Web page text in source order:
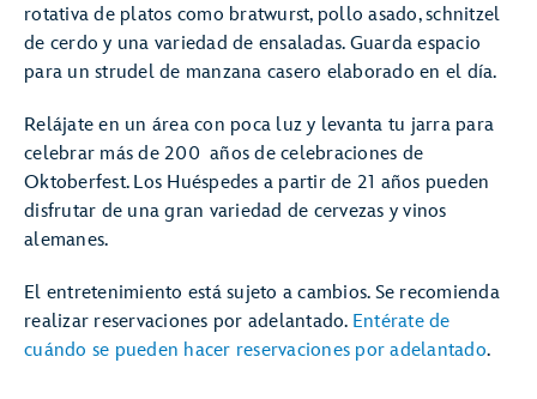
rotativa de platos como bratwurst, pollo asado, schnitzel
de cerdo y una variedad de ensaladas. Guarda espacio
para un strudel de manzana casero elaborado en el día.
Relájate en un área con poca luz y levanta tu jarra para
celebrar más de 200 años de celebraciones de
Oktoberfest. Los Huéspedes a partir de 21 años pueden
disfrutar de una gran variedad de cervezas y vinos
alemanes.
El entretenimiento está sujeto a cambios. Se recomienda
realizar reservaciones por adelantado. Entérate de
cuándo se pueden hacer reservaciones por adelantado.